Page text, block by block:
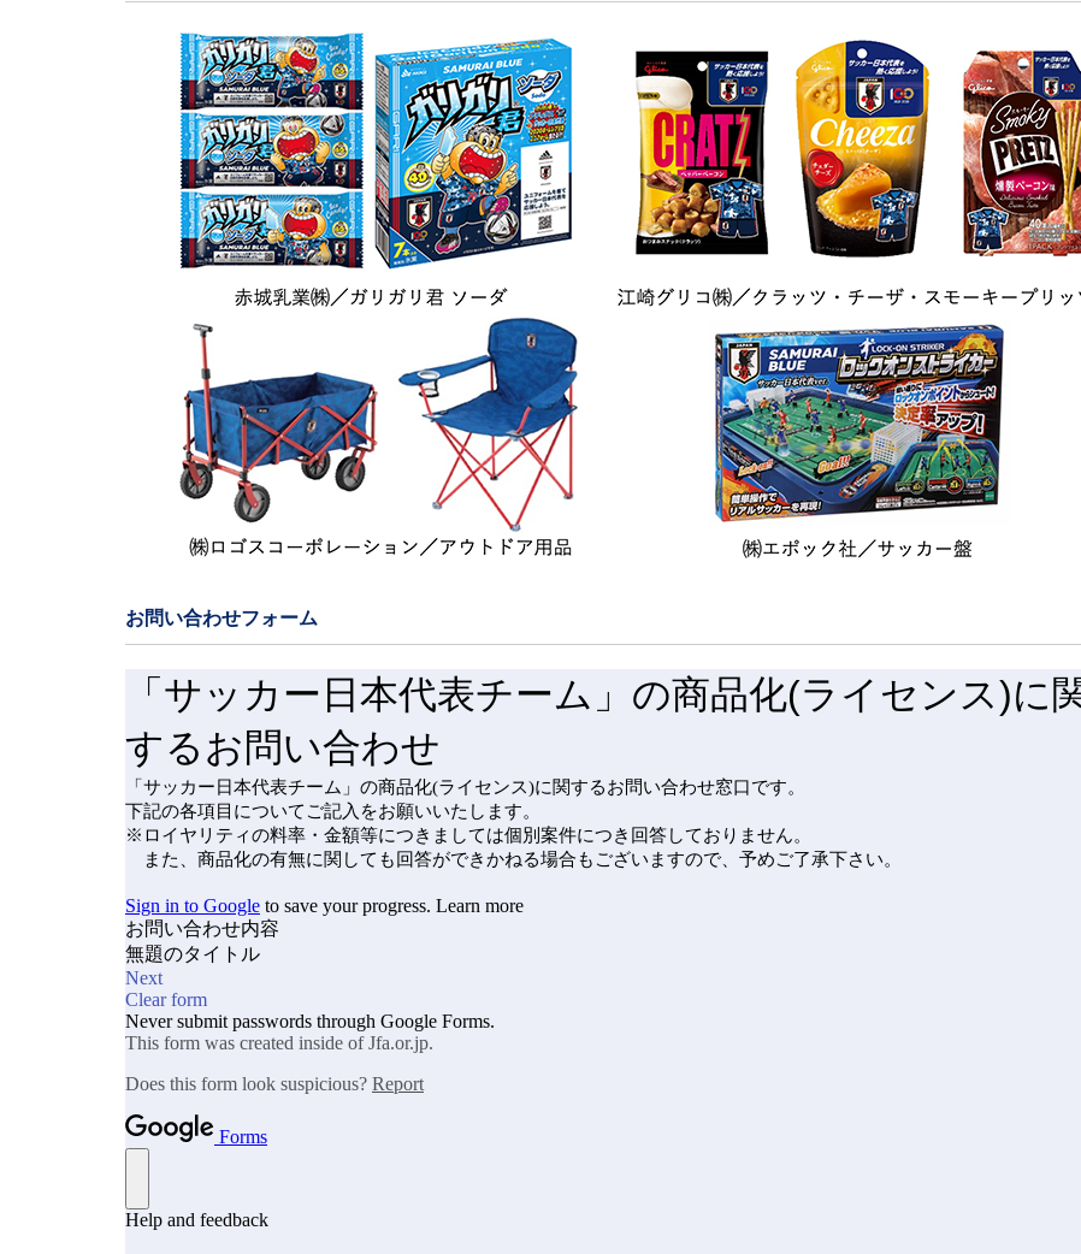
お問い合わせフォーム